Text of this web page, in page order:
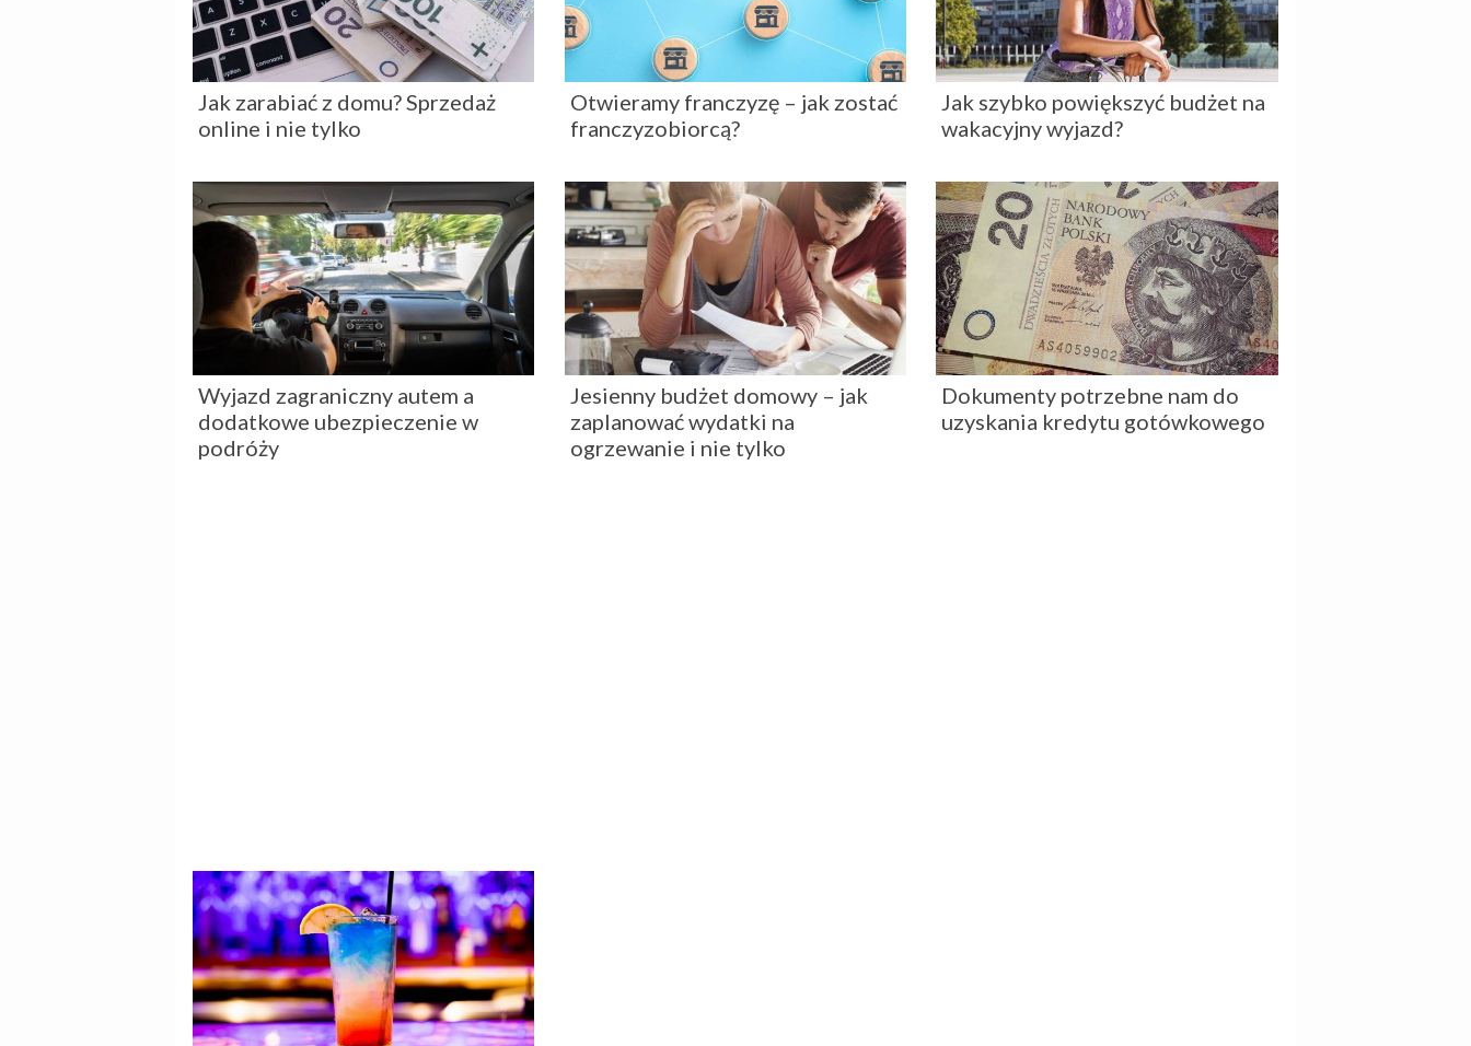
Jak zarabiać z domu? Sprzedaż
online i nie tylko
Otwieramy franczyzę – jak zostać
franczyzobiorcą?
Jak szybko powiększyć budżet na
wakacyjny wyjazd?
Wyjazd zagraniczny autem a
dodatkowe ubezpieczenie w
podróży
Jesienny budżet domowy – jak
zaplanować wydatki na
ogrzewanie i nie tylko
Dokumenty potrzebne nam do
uzyskania kredytu gotówkowego